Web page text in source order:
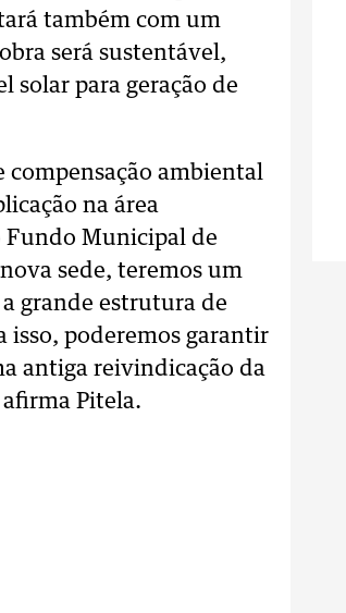
também com um
será sustentável,
solar para geração de
compensação ambiental
na área
Fundo Municipal de
sede, teremos um
grande estrutura de
isso, poderemos garantir
antiga reivindicação da
Pitela.